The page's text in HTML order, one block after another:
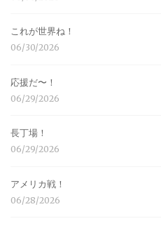
これが世界ね！
06/30/2026
応援だ〜！
06/29/2026
長丁場！
06/29/2026
アメリカ戦！
06/28/2026